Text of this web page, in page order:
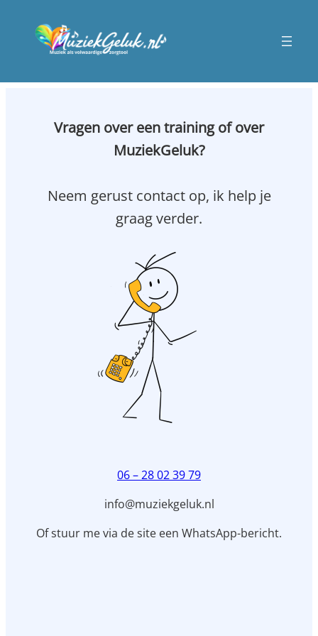
Vragen over een training of over
MuziekGeluk?
Neem gerust contact op, ik help je
graag verder.
06 – 28 02 39 79
info@muziekgeluk.nl
Of stuur me via de site een WhatsApp-bericht.